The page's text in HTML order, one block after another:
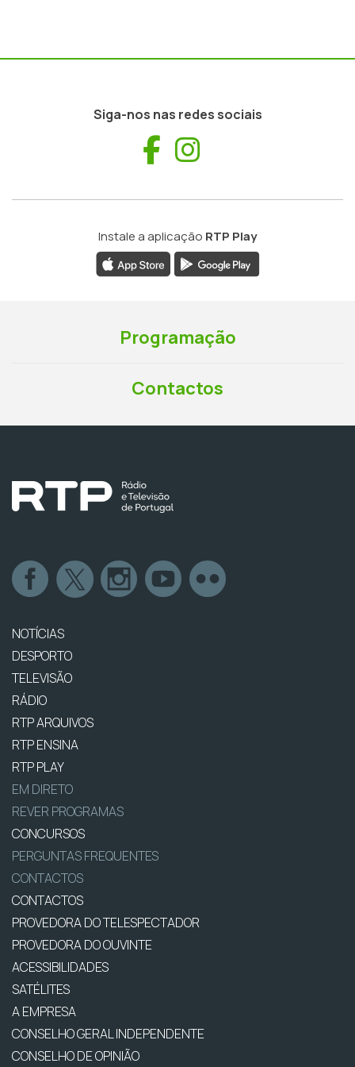
Siga-nos nas redes sociais
Facebook
Instale a aplicação RTP Play
Programação
Contactos
NOTÍCIAS
DESPORTO
TELEVISÃO
RÁDIO
RTP ARQUIVOS
RTP ENSINA
RTP PLAY
EM DIRETO
REVER PROGRAMAS
CONCURSOS
PERGUNTAS FREQUENTES
CONTACTOS
CONTACTOS
PROVEDORA DO TELESPECTADOR
PROVEDORA DO OUVINTE
ACESSIBILIDADES
SATÉLITES
A EMPRESA
CONSELHO GERAL INDEPENDENTE
CONSELHO DE OPINIÃO